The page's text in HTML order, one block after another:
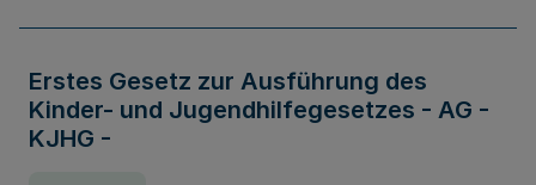
Erstes Gesetz zur Ausführung des
Kinder- und Jugendhilfegesetzes - AG -
KJHG -